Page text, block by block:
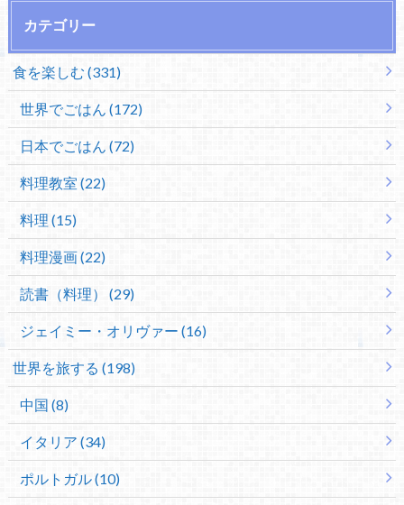
カテゴリー
食を楽しむ (331)
世界でごはん (172)
日本でごはん (72)
料理教室 (22)
料理 (15)
料理漫画 (22)
読書（料理） (29)
ジェイミー・オリヴァー (16)
世界を旅する (198)
中国 (8)
イタリア (34)
ポルトガル (10)